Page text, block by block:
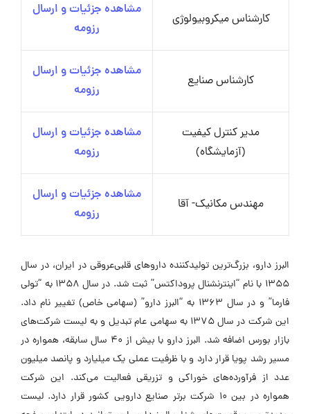
کارشناس میکروبیولوژی
مشاهده جزئیات و ارسال
رزومه
کارشناس صنایع
مشاهده جزئیات و ارسال
رزومه
مدیر کنترل کیفیت
(آزمایشگاه)
مشاهده جزئیات و ارسال
رزومه
مهندس مکانیک- آقا
مشاهده جزئیات و ارسال
رزومه
البرز دارو، بزرگ‌ترین تولیدکننده داروهای قلبی‌عروقی در ایران، در سال
۱۳۵۵ با نام “اینترنشنال پروداکتس” ثبت شد. در سال ۱۳۵۸ به “تولی
فارما” و در سال ۱۳۶۳ به “البرز دارو” (سهامی خاص) تغییر نام داد.
این شرکت در سال ۱۳۷۵ به سهامی عام تبدیل و به لیست شرکت‌های
بازار بورس اضافه شد. البرز دارو با بیش از ۴۰ سال سابقه، همواره در
مسیر رشد پویا قرار دارد و با ظرفیت عملی یک میلیارد و پانصد میلیون
عدد از فرآورده‌های خوراکی و تزریقی فعالیت می‌کند. این شرکت
همواره در بین ۱۰ شرکت برتر صنایع دارویی کشور قرار دارد. لیست